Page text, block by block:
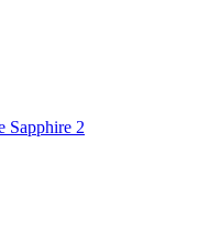
Sapphire 2